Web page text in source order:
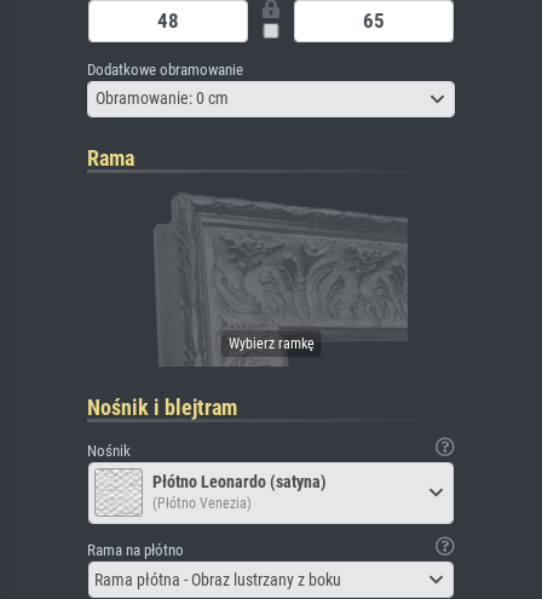
Dodatkowe obramowanie
Obramowanie: 0 cm
Rama
Nośnik i blejtram
Nośnik
Płótno Leonardo (satyna)
(Płótno Venezia)
Rama na płótno
Rama płótna - Obraz lustrzany z boku